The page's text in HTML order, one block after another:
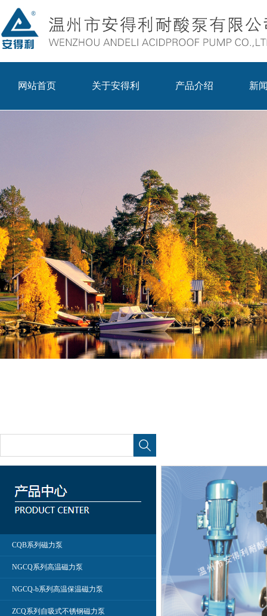
网站首页 关于安得利 产品介绍 新
CQB系列磁力泵
NGCQ系列高温磁力泵
NGCQ-b系列高温保温磁力泵
ZCQ系列自吸式不锈钢磁力泵